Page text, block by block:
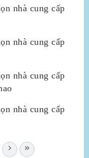
nhà cung cấp
nhà cung cấp
nhà cung cấp
nhà cung cấp